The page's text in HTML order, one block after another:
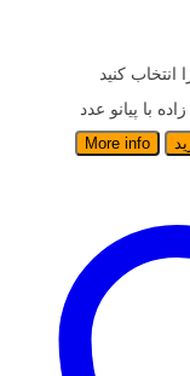
انتخاب کنید
با پیانو عدد
More info